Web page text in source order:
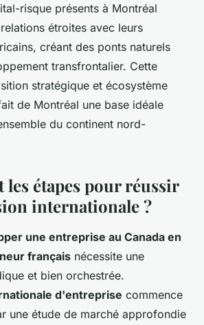
risque présents à Montréal
étroites avec leurs
créant des ponts naturels
transfrontalier. Cette
stratégique et écosystème
de Montréal une base idéale
du continent nord-
les étapes pour réussir
internationale ?
une entreprise au Canada en
français nécessite une
et bien orchestrée.
d'entreprise commence
une étude de marché approfondie